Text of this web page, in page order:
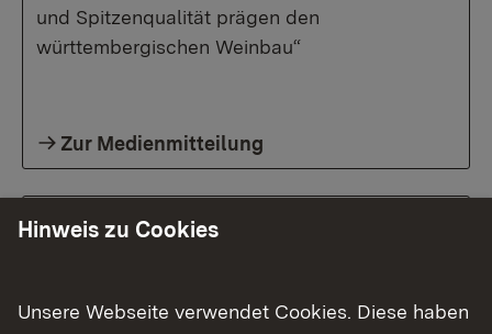
und Spitzenqualität prägen den
württembergischen Weinbau“
Zur Medienmitteilung
Hinweis zu Cookies
Unsere Webseite verwendet Cookies. Diese haben